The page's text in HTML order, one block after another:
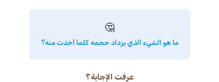
🤔
ما هو الشيء الذي يزداد حجمه كلما أخذت منه؟
عرفت الإجابة؟